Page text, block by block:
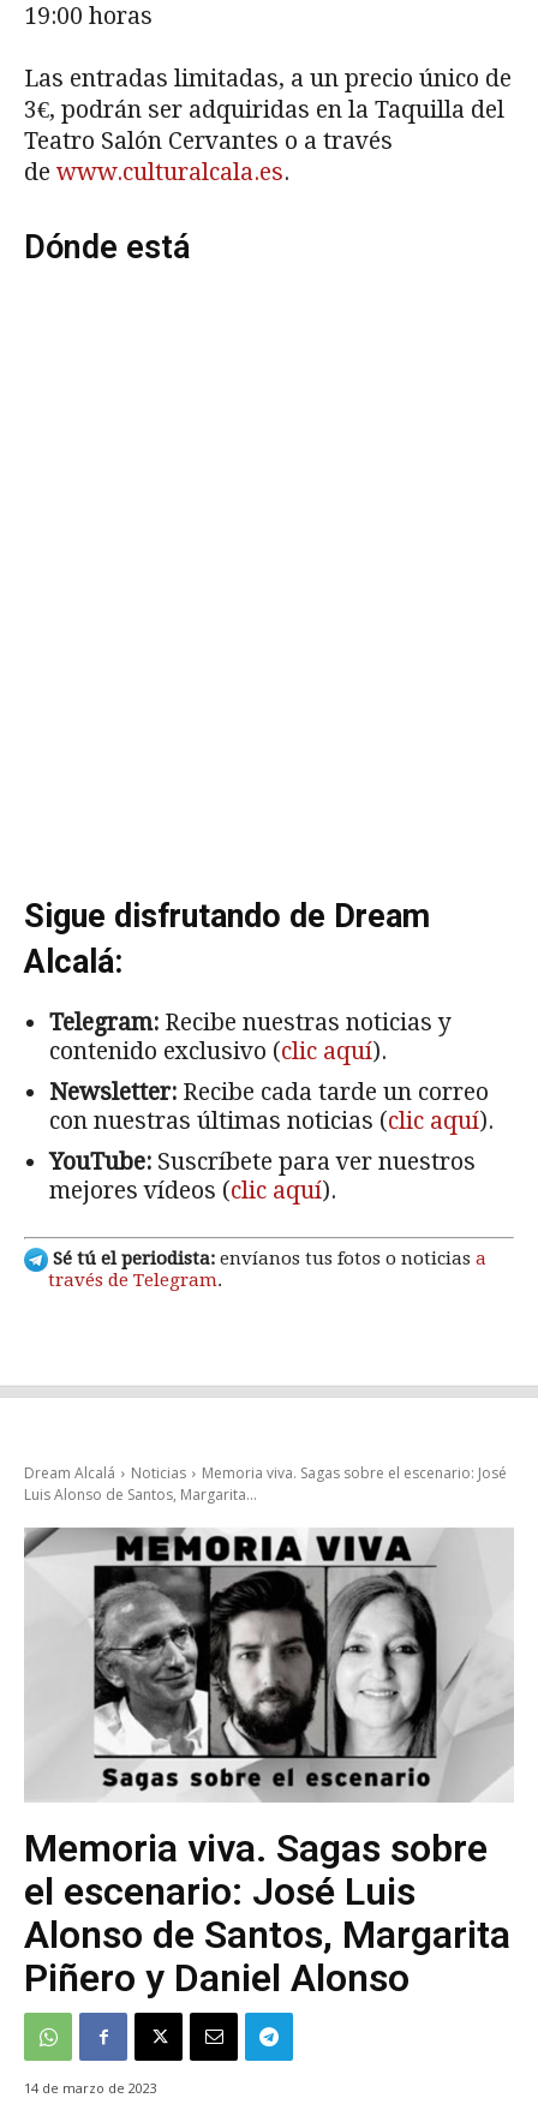
19:00 horas
Las entradas limitadas, a un precio único de
3€, podrán ser adquiridas en la Taquilla del
Teatro Salón Cervantes o a través
de www.culturalcala.es.
Dónde está
Sigue disfrutando de Dream
Alcalá:
Telegram: Recibe nuestras noticias y
contenido exclusivo (clic aquí).
Newsletter: Recibe cada tarde un correo
con nuestras últimas noticias (clic aquí).
YouTube: Suscríbete para ver nuestros
mejores vídeos (clic aquí).
Sé tú el periodista: envíanos tus fotos o noticias a
través de Telegram.